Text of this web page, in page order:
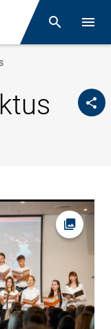
Otsing
Foto